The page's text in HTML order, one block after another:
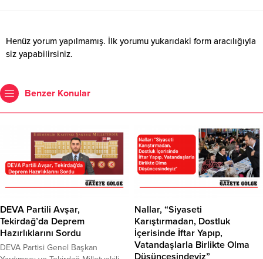
Henüz yorum yapılmamış. İlk yorumu yukarıdaki form aracılığıyla
siz yapabilirsiniz.
Benzer Konular
DEVA Partili Avşar,
Tekirdağ’da Deprem
Hazırlıklarını Sordu
DEVA Partisi Genel Başkan
Nallar, “Siyaseti
Karıştırmadan, Dostluk
İçerisinde İftar Yapıp,
Vatandaşlarla Birlikte Olma
Düşüncesindeyiz”